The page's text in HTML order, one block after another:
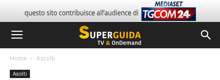
Home Ascolti
Ascolti